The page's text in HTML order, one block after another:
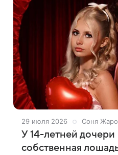
29 июля 2026 Соня
У 14-летней
собственная